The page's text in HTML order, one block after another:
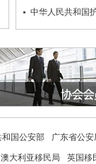
中华人民共和国
国公安部 广东省公
澳大利亚移民局 英国移